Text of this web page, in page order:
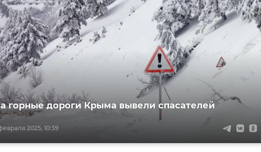
2025, 10:39
горные дороги Крыма вывели спасателей